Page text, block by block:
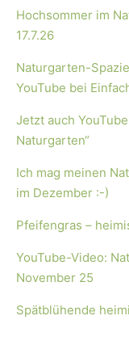
Hochsommer im
17.7.26
Naturgarten-
YouTube bei
Jetzt auch
Naturgarten“
Ich mag meinen
im Dezember :-)
Pfeifengras –
YouTube-Video:
November 25
Spätblühende